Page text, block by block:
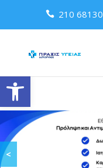
Ανοίξτε τη γραμμή εργαλείων
210
<